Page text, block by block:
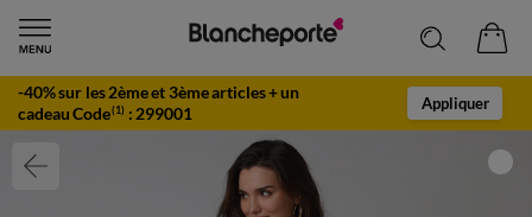
-40% sur les 2ème et 3ème articles + un
cadeau Code(1) : 299001
Appliquer